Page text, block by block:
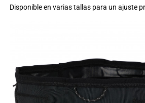
Disponible en varias tallas para un ajuste